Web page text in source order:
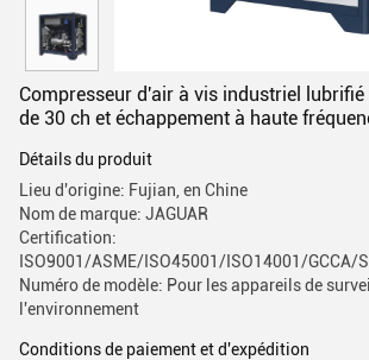
Compresseur d'air à vis industriel
de 30 ch et échappement à haute
Détails du produit
Lieu d'origine: Fujian, en Chine
Nom de marque: JAGUAR
Certification:
ISO9001/ASME/ISO45001/ISO14001/GCCA/
Numéro de modèle: Pour les appareils de
l'environnement
Conditions de paiement et d'expédition